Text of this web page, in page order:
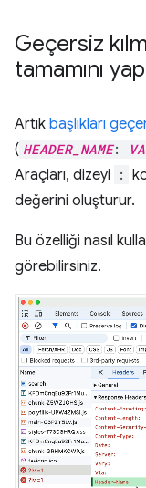
Geçersiz
tamamını
Artık başlıkları
( HEADER_NAME:
Araçları, dizeyi
:
değerini oluşturur.
Bu özelliği nasıl
görebilirsiniz.